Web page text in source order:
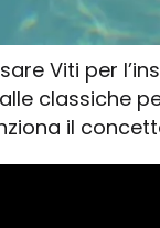
Viti per
classiche
il